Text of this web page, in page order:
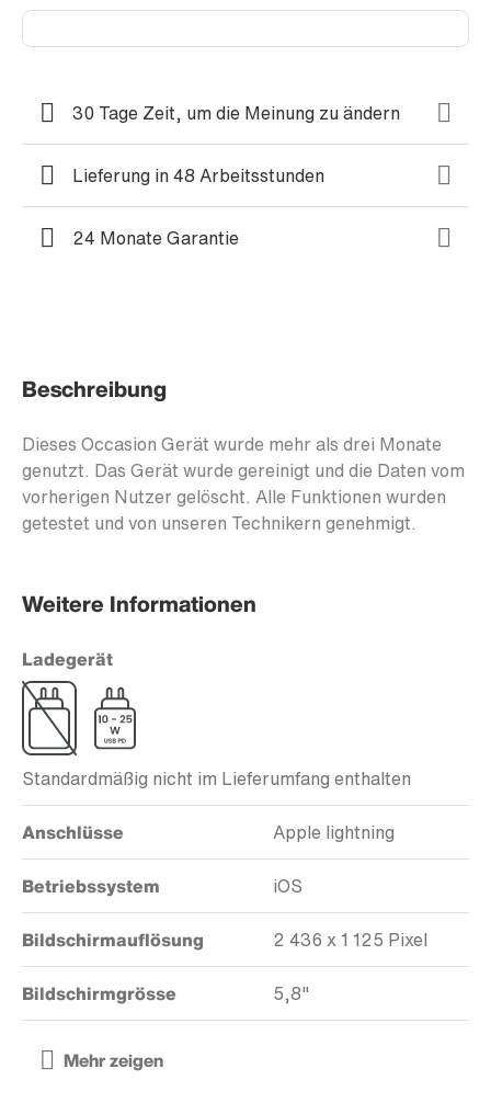
30 Tage Zeit, um die Meinung zu ändern
Lieferung in 48 Arbeitsstunden
24 Monate Garantie
Beschreibung
Dieses Occasion Gerät wurde mehr als drei Monate
genutzt. Das Gerät wurde gereinigt und die Daten vom
vorherigen Nutzer gelöscht. Alle Funktionen wurden
getestet und von unseren Technikern genehmigt.
Weitere Informationen
Ladegerät
Standardmäßig nicht im Lieferumfang enthalten
Anschlüsse Apple lightning
Betriebssystem iOS
Bildschirmauflösung 2 436 x 1 125 Pixel
Bildschirmgrösse 5,8"